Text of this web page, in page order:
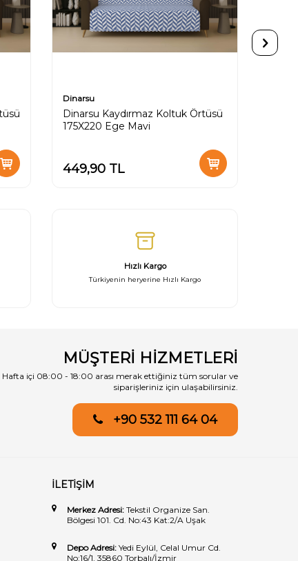
Dinarsu
Dinarsu Kaydırmaz Koltuk Örtüsü
175X220 Ege Mavi
449,90 TL
Hızlı Kargo
Türkiyenin heryerine Hızlı Kargo
MÜŞTERİ HİZMETLERİ
Hafta içi 08:00 - 18:00 arası merak ettiğiniz tüm sorular ve
siparişleriniz için ulaşabilirsiniz.
+90 532 111 64 04
İLETİŞİM
Merkez Adresi: Tekstil Organize San.
Bölgesi 101. Cd. No:43 Kat:2/A Uşak
Depo Adresi: Yedi Eylül, Celal Umur Cd.
No:16/1, 35860 Torbalı/İzmir